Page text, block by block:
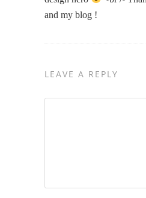
and my blog !
LEAVE A REPLY